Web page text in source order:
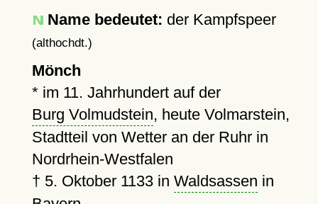
Name bedeutet: der Kampfspeer
(althochdt.)
Mönch
* im 11. Jahrhundert auf der
Burg Volmudstein, heute Volmarstein,
Stadtteil von Wetter an der Ruhr in
Nordrhein-Westfalen
† 5. Oktober 1133in Waldsassen in